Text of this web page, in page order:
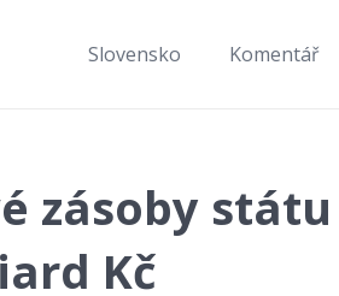
Slovensko Komentář
zásoby státu
Kč